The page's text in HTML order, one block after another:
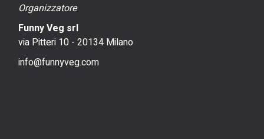
Organizzatore
Funny Veg srl
via Pitteri 10 - 20134 Milano
info@funnyveg.com